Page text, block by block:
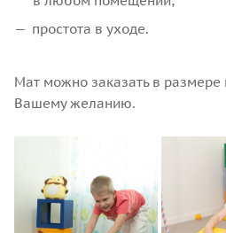
простота в уходе.
Мат можно заказать в размере
Вашему желанию.